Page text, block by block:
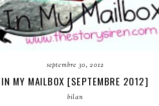
septembre 30, 2012
IN MY MAILBOX [SEPTEMBRE 2012]
bilan